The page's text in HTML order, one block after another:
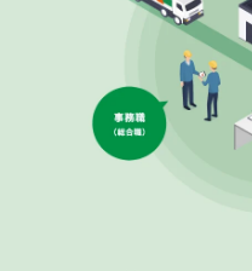
福利厚生
キャリアパス